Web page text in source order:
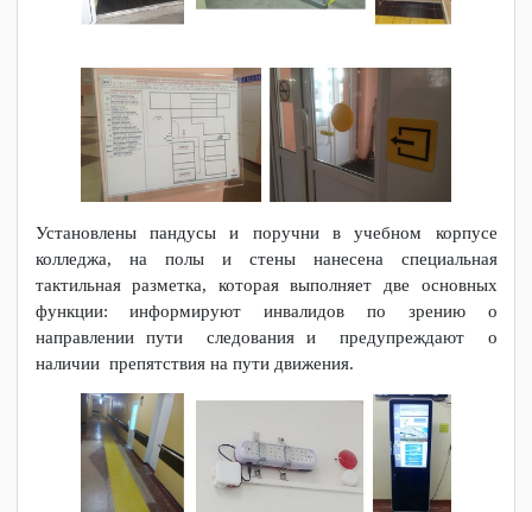
Вход, приспособленный для прохода маломобильных
посетителей, в том числе на креслах-колясках.